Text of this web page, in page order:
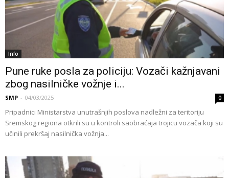
Info
Pune ruke posla za policiju: Vozači kažnjavani
zbog nasilničke vožnje i...
SMP - 04/03/2025 0
Pripadnici Ministarstva unutrašnjih poslova nadležni za teritoriju
Sremskog regiona otkrili su u kontroli saobraćaja trojicu vozača koji su
učinili prekršaj nasilnička vožnja...